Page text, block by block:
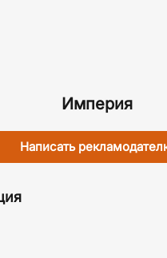
Империя
Написать